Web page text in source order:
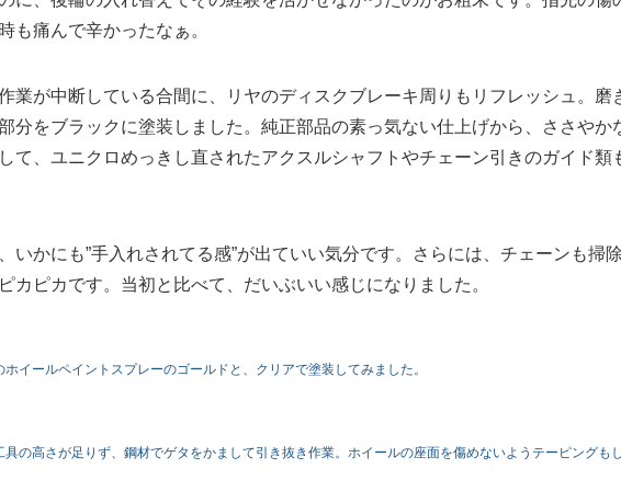
も痛んで辛かったなぁ。
業が中断している合間に、リヤのディスクブレーキ周りもリフレッシュ。磨
分をブラックに塗装しました。純正部品の素っ気ない仕上げから、ささやか
て、ユニクロめっきし直されたアクスルシャフトやチェーン引きのガイド類
いかにも”手入れされてる感”が出ていい気分です。さらには、チェーンも掃
カピカです。当初と比べて、だいぶいい感じになりました。
イールペイントスプレーのゴールドと、クリアで塗装してみました。
の高さが足りず、鋼材でゲタをかまして引き抜き作業。ホイールの座面を傷めないようテーピングも